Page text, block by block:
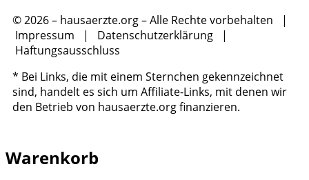
© 2026 – hausaerzte.org – Alle Rechte vorbehalten |
Impressum | Datenschutzerklärung |
Haftungsausschluss
* Bei Links, die mit einem Sternchen gekennzeichnet
sind, handelt es sich um Affiliate-Links, mit denen wir
den Betrieb von hausaerzte.org finanzieren.
Warenkorb